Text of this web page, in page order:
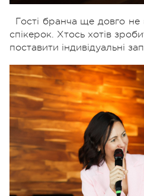
Гості бранча ще довго не
спікерок. Хтось хотів
поставити індивідуальні